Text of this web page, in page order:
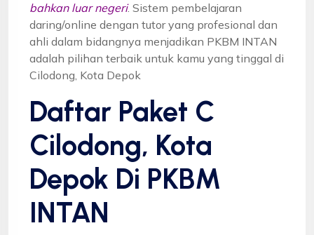
bahkan luar negeri. Sistem pembelajaran
daring/online dengan tutor yang profesional dan
ahli dalam bidangnya menjadikan PKBM INTAN
adalah pilihan terbaik untuk kamu yang tinggal di
Cilodong, Kota Depok
Daftar Paket C
Cilodong, Kota
Depok Di PKBM
INTAN